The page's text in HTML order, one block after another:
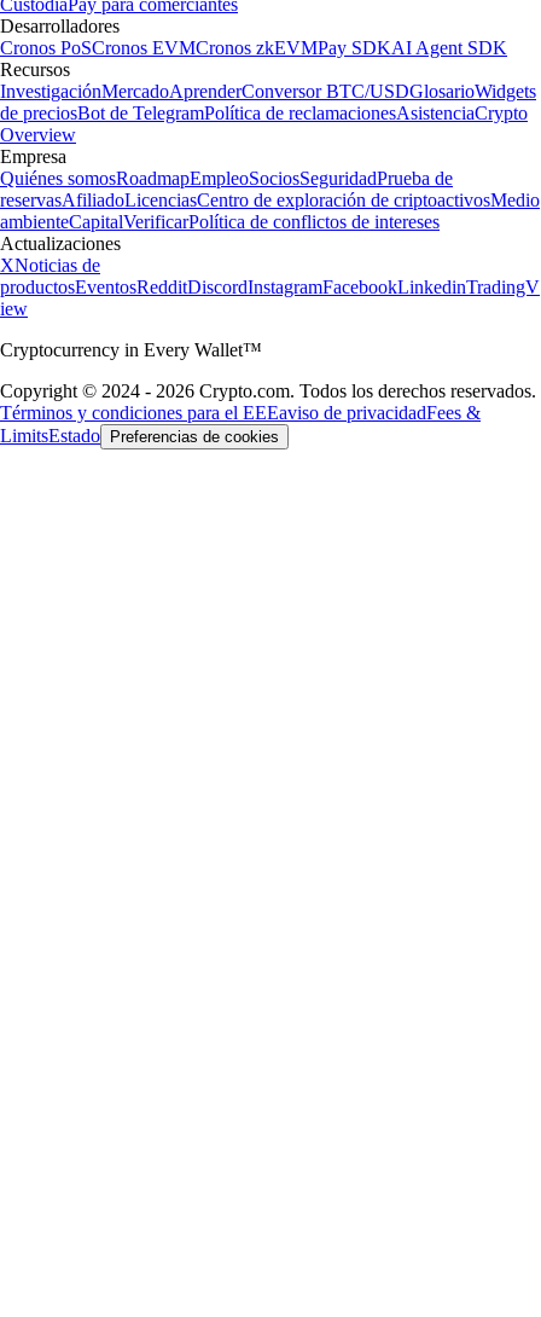
Custodia Pay para comerciantes
Desarrolladores
Cronos PoSCronos EVMCronos zkEVMPay SDKAI Agent SDK
Recursos
InvestigaciónMercadoAprenderConversor BTC/USDGlosarioWidgets
de preciosBot de TelegramPolítica de reclamacionesAsistenciaCrypto
Overview
Empresa
Quiénes somosRoadmapEmpleoSociosSeguridadPrueba de
reservasAfiliadoLicenciasCentro de exploración de criptoactivosMedio
ambienteCapitalVerificarPolítica de conflictos de intereses
Actualizaciones
XNoticias de
productosEventosRedditDiscordInstagramFacebookLinkedinTradingV
iew
Cryptocurrency in Every Wallet™
Copyright © 2024 - 2026 Crypto.com. Todos los derechos reservados.
Términos y condiciones para el EEEaviso de privacidadFees &
LimitsEstado Preferencias de cookies